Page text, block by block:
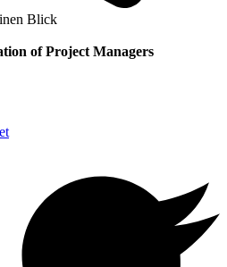
Blick
of Project Managers